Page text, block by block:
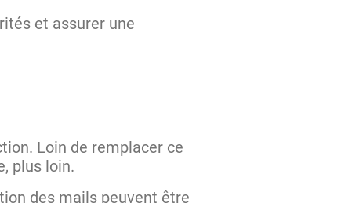
et assurer une
Loin de remplacer ce
plus loin.
des mails peuvent être